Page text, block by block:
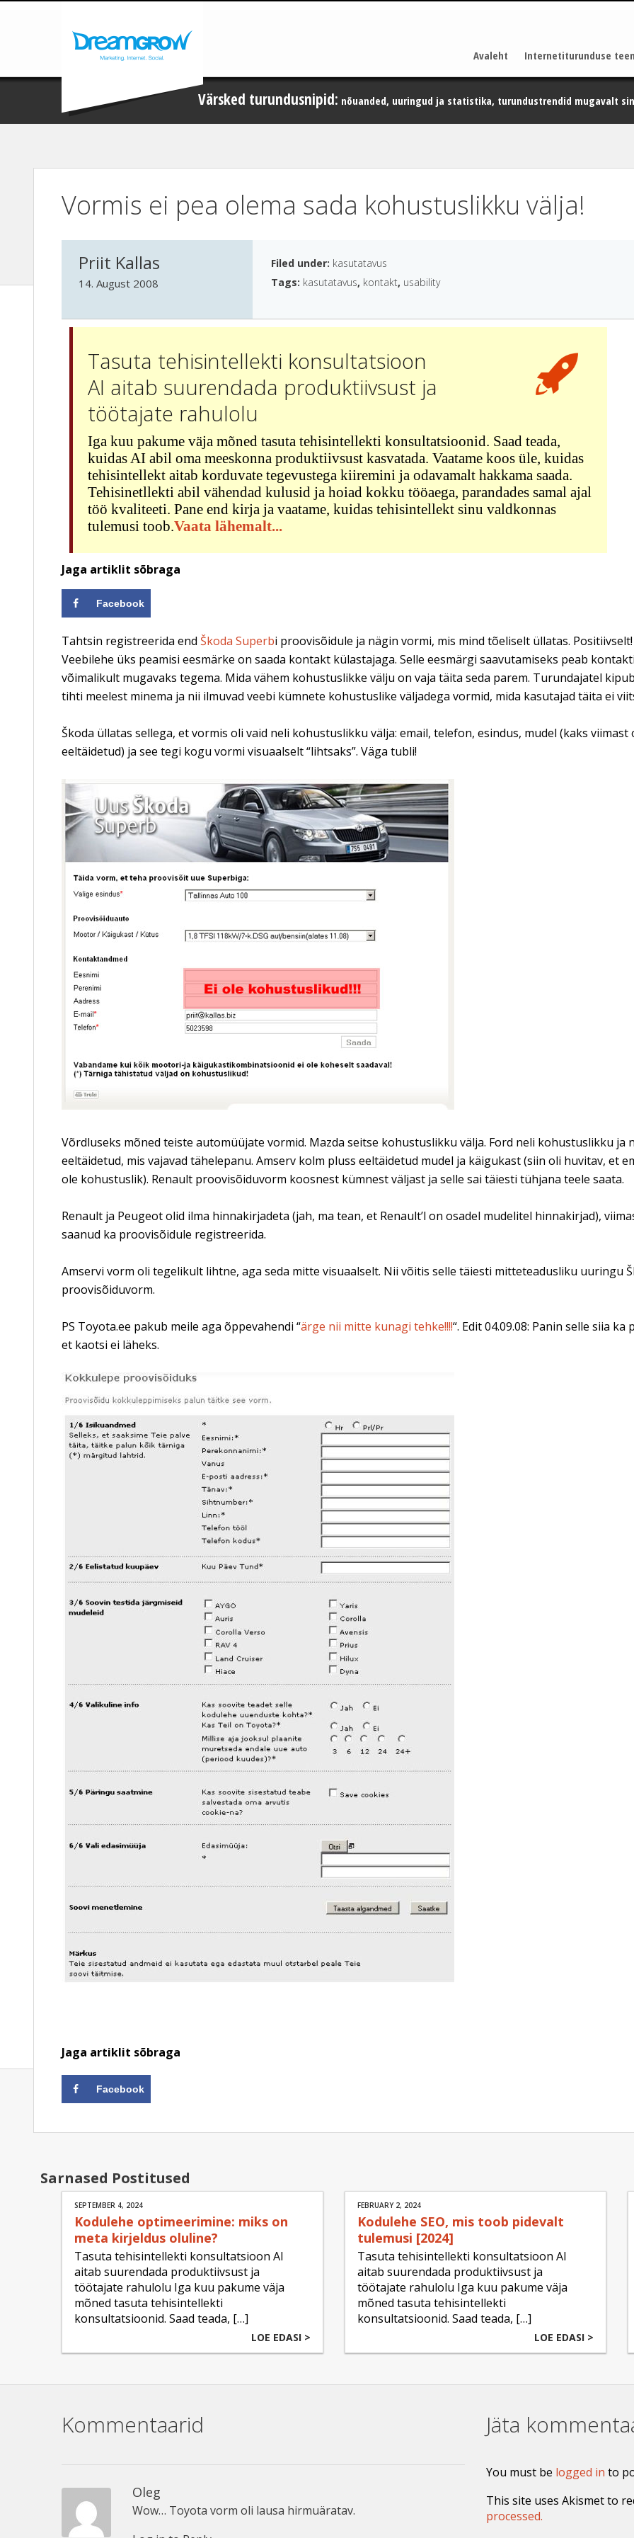
Avaleht Internetiturunduse
Värsked turundusnipid: nõuanded, uuringud ja statistika, turundustrendid mugavalt
Vormis ei pea olema sada kohustuslikku välja!
Priit Kallas
14. August 2008
Filed under: kasutatavus
Tags: kasutatavus, kontakt, usability
Tasuta tehisintellekti konsultatsioon
AI aitab suurendada produktiivsust ja
töötajate rahulolu
Iga kuu pakume väja mõned tasuta tehisintellekti konsultatsioonid. Saad teada,
kuidas AI abil oma meeskonna produktiivsust kasvatada. Vaatame koos üle, kuidas
tehisintellekt aitab korduvate tegevustega kiiremini ja odavamalt hakkama saada.
Tehisinetllekti abil vähendad kulusid ja hoiad kokku tööaega, parandades samal ajal
töö kvaliteeti. Pane end kirja ja vaatame, kuidas tehisintellekt sinu valdkonnas
tulemusi toob.Vaata lähemalt...
Jaga artiklit sõbraga
Facebook
Tahtsin registreerida end Škoda Superbi proovisõidule ja nägin vormi, mis mind tõeliselt üllatas. Positiivselt!
Veebilehe üks peamisi eesmärke on saada kontakt külastajaga. Selle eesmärgi saavutamiseks peab
võimalikult mugavaks tegema. Mida vähem kohustuslikke välju on vaja täita seda parem. Turundajatel
tihti meelest minema ja nii ilmuvad veebi kümnete kohustuslike väljadega vormid, mida kasutajad täita ei
Škoda üllatas sellega, et vormis oli vaid neli kohustuslikku välja: email, telefon, esindus, mudel (kaks viimast
eeltäidetud) ja see tegi kogu vormi visuaalselt “lihtsaks”. Väga tubli!
Võrdluseks mõned teiste automüüjate vormid. Mazda seitse kohustuslikku välja. Ford neli kohustuslikku ja
eeltäidetud, mis vajavad tähelepanu. Amserv kolm pluss eeltäidetud mudel ja käigukast (siin oli huvitav, et
ole kohustuslik). Renault proovisõiduvorm koosnest kümnest väljast ja selle sai täiesti tühjana teele saata.
Renault ja Peugeot olid ilma hinnakirjadeta (jah, ma tean, et Renault’l on osadel mudelitel hinnakirjad),
saanud ka proovisõidule registreerida.
Amservi vorm oli tegelikult lihtne, aga seda mitte visuaalselt. Nii võitis selle täiesti mitteteadusliku uuringu
proovisõiduvorm.
PS Toyota.ee pakub meile aga õppevahendi “ärge nii mitte kunagi tehke!!!!“. Edit 04.09.08: Panin selle siia ka
et kaotsi ei läheks.
Jaga artiklit sõbraga
Facebook
Sarnased Postitused
SEPTEMBER 4, 2024
Kodulehe optimeerimine: miks on
meta kirjeldus oluline?
Tasuta tehisintellekti konsultatsioon AI
aitab suurendada produktiivsust ja
töötajate rahulolu Iga kuu pakume väja
mõned tasuta tehisintellekti
konsultatsioonid. Saad teada, […]
LOE EDASI >
FEBRUARY 2, 2024
Kodulehe SEO, mis toob pidevalt
tulemusi [2024]
Tasuta tehisintellekti konsultatsioon AI
aitab suurendada produktiivsust ja
töötajate rahulolu Iga kuu pakume väja
mõned tasuta tehisintellekti
konsultatsioonid. Saad teada, […]
LOE EDASI >
Kommentaarid
Oleg
Wow… Toyota vorm oli lausa hirmuäratav.
Jäta
You must be logged in to
This site uses Akismet to
processed.